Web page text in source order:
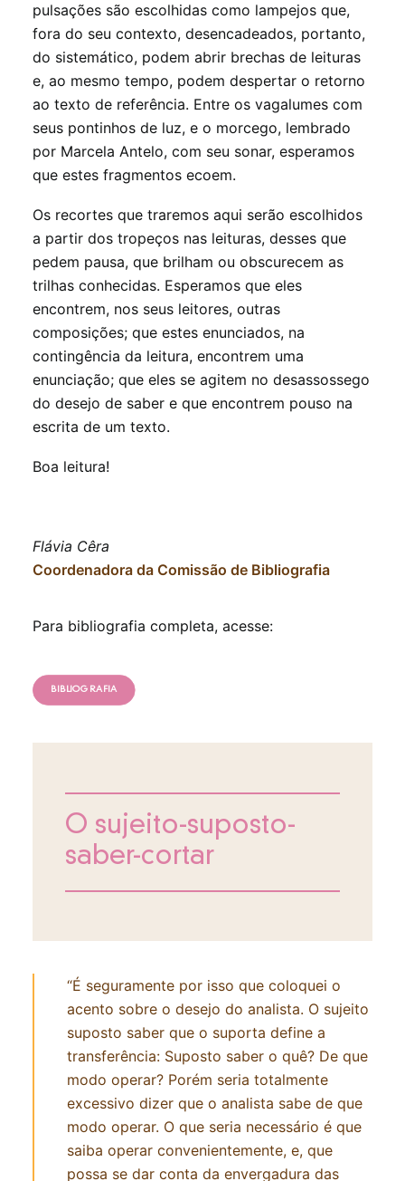
pulsações são escolhidas como lampejos que,
fora do seu contexto, desencadeados, portanto,
do sistemático, podem abrir brechas de leituras
e, ao mesmo tempo, podem despertar o retorno
ao texto de referência. Entre os vagalumes com
seus pontinhos de luz, e o morcego, lembrado
por Marcela Antelo, com seu sonar, esperamos
que estes fragmentos ecoem.
Os recortes que traremos aqui serão escolhidos
a partir dos tropeços nas leituras, desses que
pedem pausa, que brilham ou obscurecem as
trilhas conhecidas. Esperamos que eles
encontrem, nos seus leitores, outras
composições; que estes enunciados, na
contingência da leitura, encontrem uma
enunciação; que eles se agitem no desassossego
do desejo de saber e que encontrem pouso na
escrita de um texto.
Boa leitura!
Flávia Cêra
Coordenadora da Comissão de Bibliografia
Para bibliografia completa, acesse:
BIBLIOGRAFIA
O sujeito-suposto-
saber-cortar
“É seguramente por isso que coloquei o
acento sobre o desejo do analista. O sujeito
suposto saber que o suporta define a
transferência: Suposto saber o quê? De que
modo operar? Porém seria totalmente
excessivo dizer que o analista sabe de que
modo operar. O que seria necessário é que
saiba operar convenientemente, e, que
possa se dar conta da envergadura das